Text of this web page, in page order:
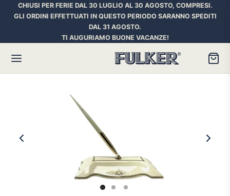
CHIUSI PER FERIE DAL 30 LUGLIO AL 30 AGOSTO, COMPRESI.
GLI ORDINI EFFETTUATI IN QUESTO PERIODO SARANNO SPEDITI
DAL 31 AGOSTO.
TI AUGURIAMO BUONE VACANZE!
SPACE PEN
PENNE
E INCHIOSTRI
Penne Stilografiche